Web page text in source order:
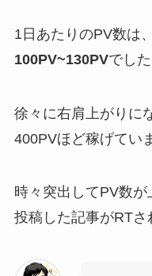
1日あたりのPV数は、
100PV~130PVでした
徐々に右肩上がりに
400PVほど稼げてい
時々突出してPV数が
投稿した記事がRTさ